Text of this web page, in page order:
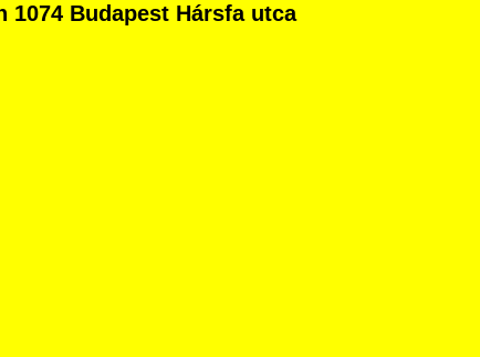
1074 Budapest Hársfa utca